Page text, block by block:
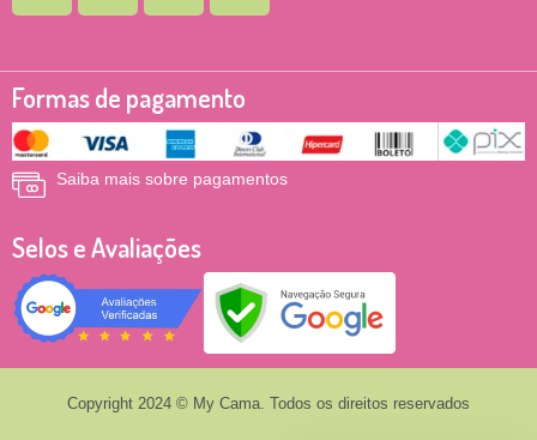
Formas de pagamento
Saiba mais sobre pagamentos
Selos e Avaliações
Copyright 2024 © My Cama. Todos os direitos reservados